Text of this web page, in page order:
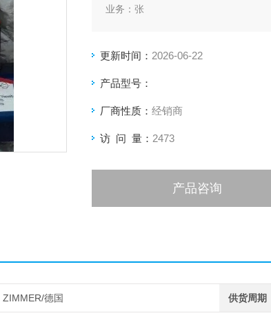
业务：张
更新时间： 2026-06-22
产品型号：
厂商性质： 经销商
访 问 量： 2473
产品咨询
ZIMMER/德国 供货周期